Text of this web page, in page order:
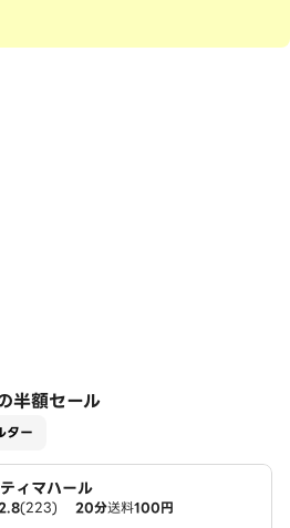
半額セール
ター
ィマハール
(223) 20分送料100円